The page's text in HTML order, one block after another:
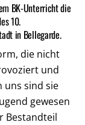
BK-Unterricht die
10.
in Bellegarde.
die nicht
und
uns sind sie
gewesen
Bestandteil